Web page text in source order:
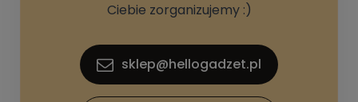
Ciebie zorganizujemy :)
sklep@hellogadzet.pl